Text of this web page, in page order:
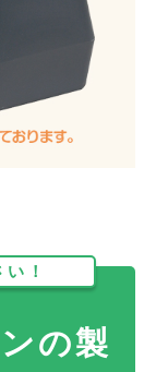
！
の製